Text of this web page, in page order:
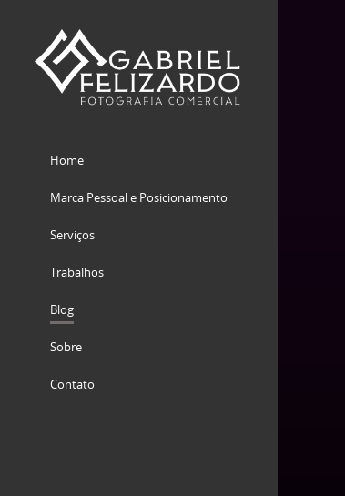
Home
Marca Pessoal e Posicionamento
Serviços
Trabalhos
Blog
Sobre
Contato